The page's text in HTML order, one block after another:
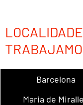
Barcelona
Maria de